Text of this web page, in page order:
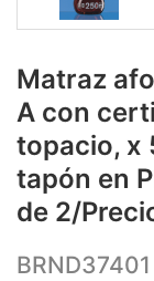
Matraz
A con
topacio, x
tapón en
de 2/
BRND37401